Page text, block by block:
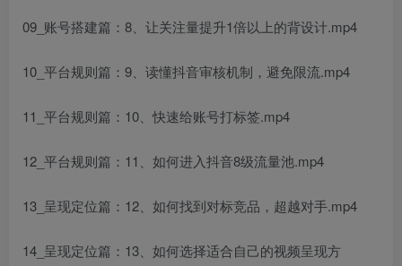
09_账号搭建篇：8、让关注量提升1倍以上的背设计.mp4
10_平台规则篇：9、读懂抖音审核机制，避免限流.mp4
11_平台规则篇：10、快速给账号打标签.mp4
12_平台规则篇：11、如何进入抖音8级流量池.mp4
13_呈现定位篇：12、如何找到对标竞品，超越对手.mp4
14_呈现定位篇：13、如何选择适合自己的视频呈现方